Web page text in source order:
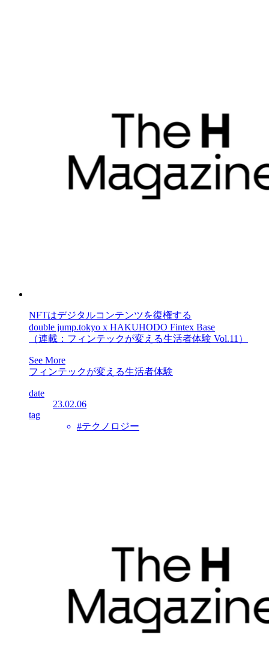
NFTはデジタルコンテンツを復権する
double jump.tokyo x HAKUHODO Fintex Base
（連載：フィンテックが変える生活者体験 Vol.11）
See More
フィンテックが変える生活者体験
date
23.02.06
tag
#テクノロジー